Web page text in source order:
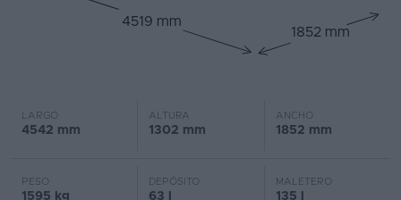
4519 mm
1852 mm
LARGO
4542 mm
ALTURA
1302 mm
ANCHO
1852 mm
PESO
1595 kg
DEPÓSITO
63 l
MALETERO
135 l